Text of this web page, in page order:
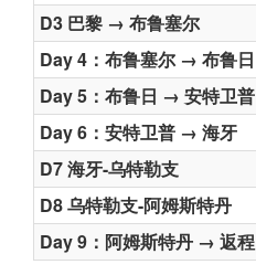
D3 巴黎 → 布鲁塞尔
Day 4：布鲁塞尔 → 布鲁日
Day 5：布鲁日 → 安特卫普
Day 6：安特卫普 → 海牙
D7 海牙-乌特勒支
D8 乌特勒支-阿姆斯特丹
Day 9：阿姆斯特丹 → 返程